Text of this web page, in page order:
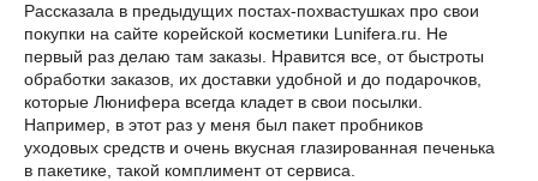
Рассказала в предыдущих постах-похвастушках про свои
покупки на сайте корейской косметики Lunifera.ru. Не
первый раз делаю там заказы. Нравится все, от быстроты
обработки заказов, их доставки удобной и до подарочков,
которые Люнифера всегда кладет в свои посылки.
Например, в этот раз у меня был пакет пробников
уходовых средств и очень вкусная глазированная печенька
в пакетике, такой комплимент от сервиса.